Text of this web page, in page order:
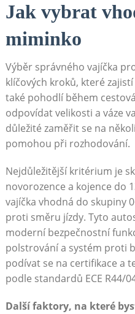
Jak vybrat
miminko
Výběr správného vajíčka
klíčových kroků, které
také pohodlí během
odpovídat velikosti a váze
důležité zaměřit se na
pomohou při rozhodování.
Nejdůležitější kritérium je
novorozence a kojence do
vajíčka vhodná do skupiny
proti směru jízdy. Tyto
moderní bezpečnostní
polstrování a systém proti
podívat se na certifikace a
podle standardů ECE R44/
Další faktory, na které